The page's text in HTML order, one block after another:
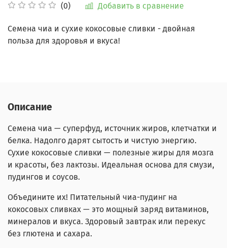
(0) Добавить в сравнение
Cемена чиа и сухие кокосовые сливки - двойная
польза для здоровья и вкуса!
Описание
Семена чиа — суперфуд, источник жиров, клетчатки и
белка. Надолго дарят сытость и чистую энергию.
Сухие кокосовые сливки — полезные жиры для мозга
и красоты, без лактозы. Идеальная основа для смузи,
пудингов и соусов.
Объедините их! Питательный чиа-пудинг на
кокосовых сливках — это мощный заряд витаминов,
минералов и вкуса. Здоровый завтрак или перекус
без глютена и сахара.